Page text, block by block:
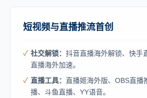
短视频与直播推流首创
社交解锁： 抖音直播海外解锁、快手
直播海外加速。
直播工具： 直播姬海外版、OBS直播
播、斗鱼直播、YY语音。